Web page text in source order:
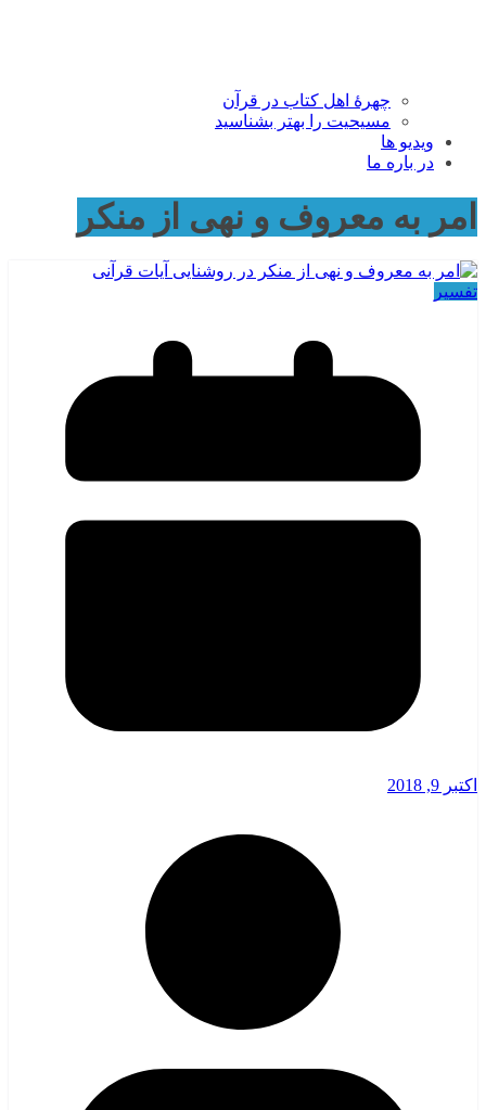
چهرۀ اهل کتاب در قرآن
مسیحیت را بهتر بشناسید
ویدیو ها
در باره ما
امر به معروف و نهی از منکر
تفسیر
اکتبر 9, 2018